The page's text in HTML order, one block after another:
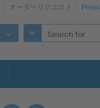
オーダーリクエスト Press